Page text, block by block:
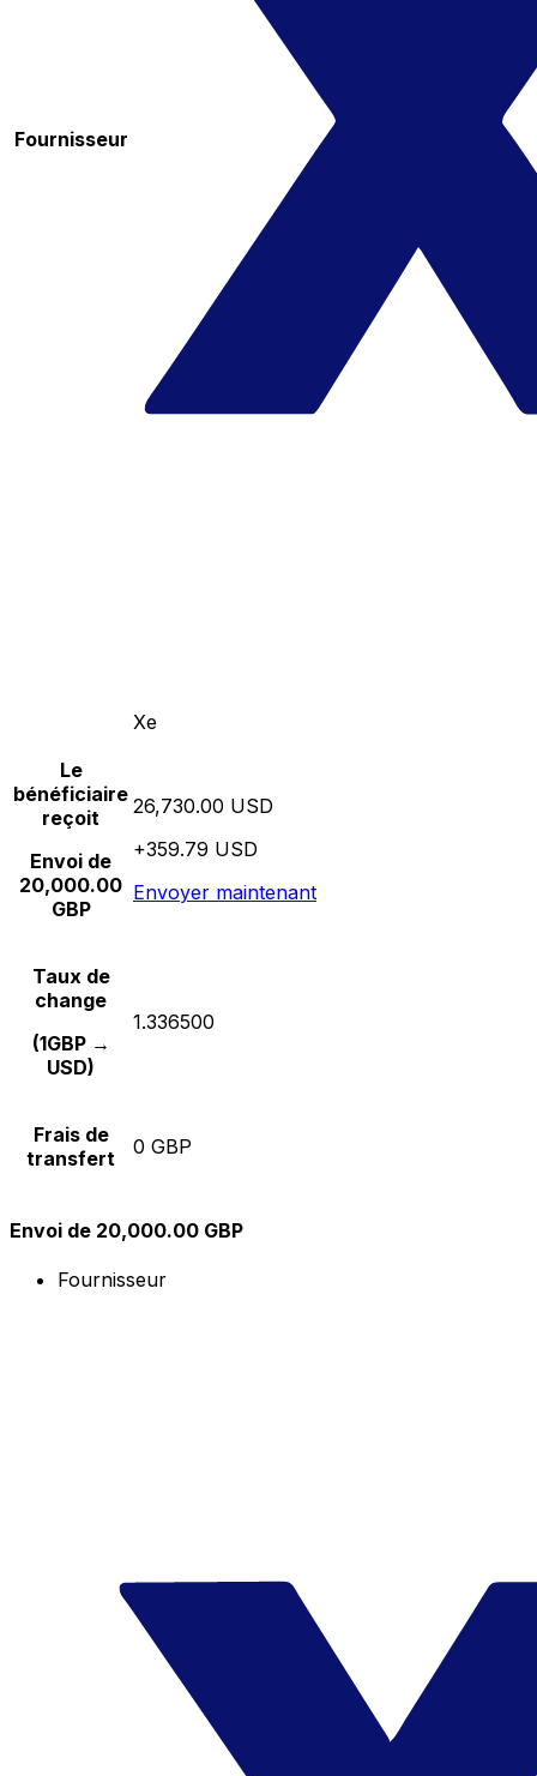
Fournisseur
Xe
Le
bénéficiaire
reçoit
Envoi de
20,000.00
GBP
26,730.00 USD
+359.79 USD
Envoyer maintenant
Taux de
change
(1GBP →
USD)
1.336500
Frais de
transfert
0 GBP
Envoi de 20,000.00 GBP
Fournisseur